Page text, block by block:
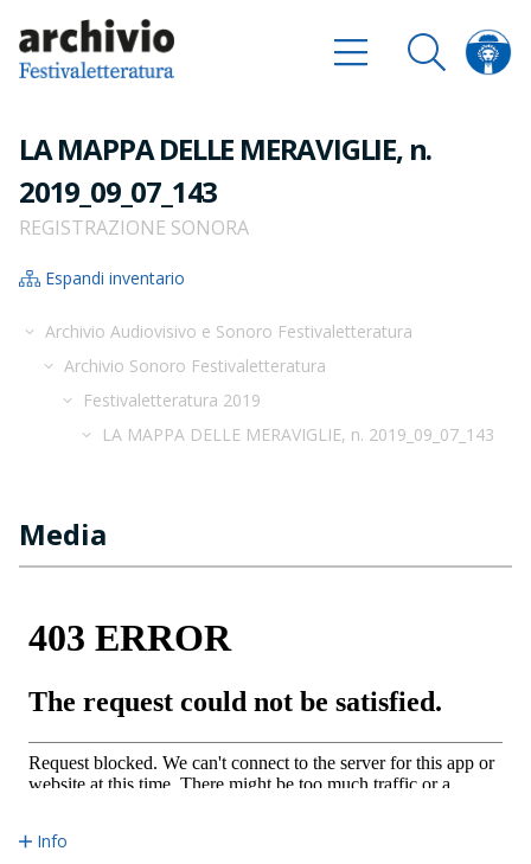
LA MAPPA DELLE MERAVIGLIE, n.
2019_09_07_143
REGISTRAZIONE SONORA
Espandi inventario
Archivio Audiovisivo e Sonoro Festivaletteratura
Archivio Sonoro Festivaletteratura
Festivaletteratura 2019
LA MAPPA DELLE MERAVIGLIE, n. 2019_09_07_143
Media
Info